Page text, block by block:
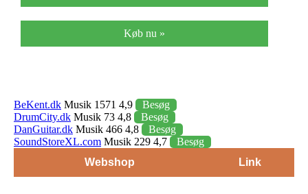
Køb nu »
BeKent.dk Musik 1571 4,9
Besøg
DrumCity.dk Musik 73 4,8
Besøg
DanGuitar.dk Musik 466 4,8
Besøg
SoundStoreXL.com Musik 229 4,7
Besøg
Webshop
Link